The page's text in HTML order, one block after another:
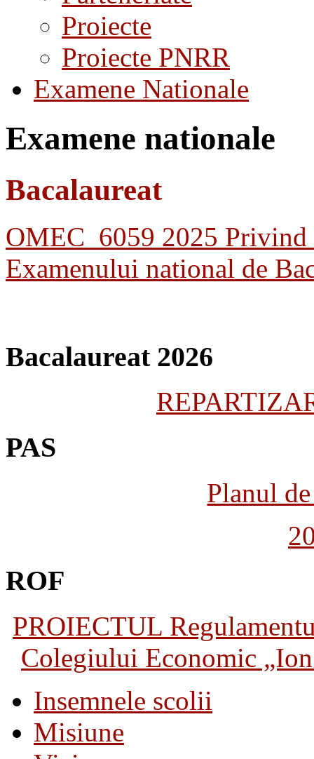
Proiecte
Proiecte PNRR
Examene Nationale
Examene nationale
Bacalaureat
OMEC_6059 2025 Privind
Examenului national de
Bacalaureat 2026
PAS
Planul
ROF
PROIECTUL
Colegiului Economic
Insemnele scolii
Misiune